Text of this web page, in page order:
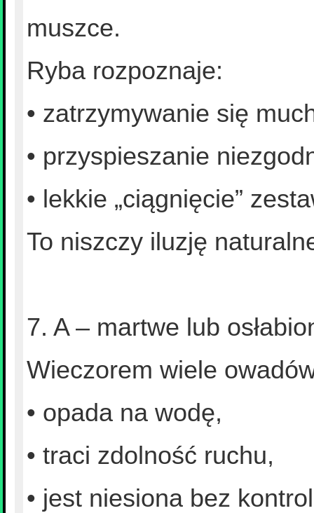
muszce.
Ryba rozpoznaje:
• zatrzymywanie się
• przyspieszanie
• lekkie „ciągnięcie”
To niszczy iluzję
7. A – martwe lub
Wieczorem wiele
• opada na wodę,
• traci zdolność ruchu,
• jest niesiona bez